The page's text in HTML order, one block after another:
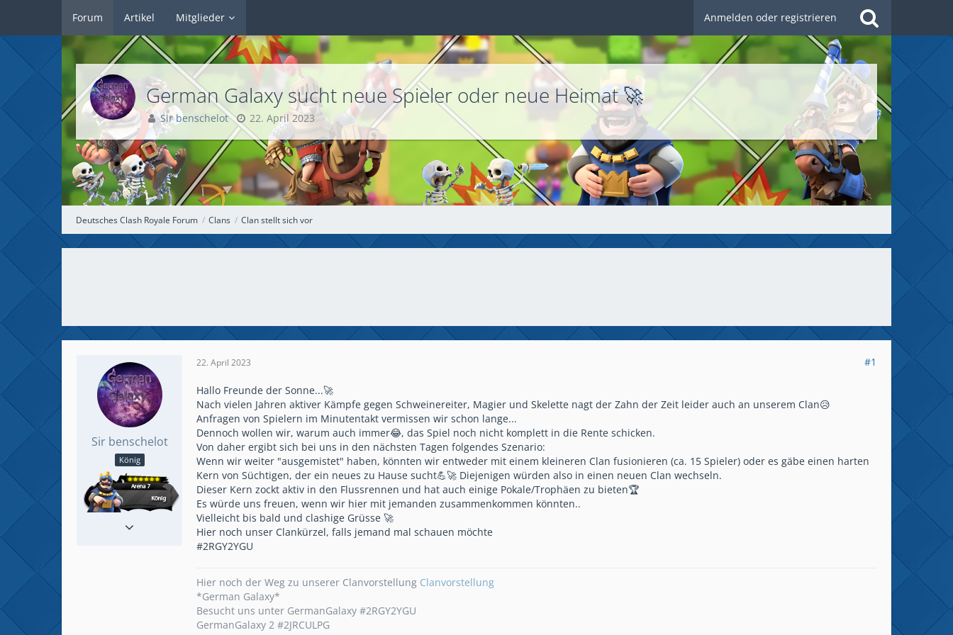
Forum Artikel Mitglieder Anmelden oder registrieren
Deutsches Clash Royale Forum Clans Clan stellt sich vor
German Galaxy sucht neue Spieler oder neue Heimat 🚀
Sir benschelot 22. April 2023
Sir benschelot
König
22. April 2023 #1
Hallo Freunde der Sonne...🚀
Nach vielen Jahren aktiver Kämpfe gegen Schweinereiter, Magier und Skelette nagt der Zahn der Zeit leider auch an unserem Clan😥
Anfragen von Spielern im Minutentakt vermissen wir schon lange...
Dennoch wollen wir, warum auch immer😂, das Spiel noch nicht komplett in die Rente schicken.
Von daher ergibt sich bei uns in den nächsten Tagen folgendes Szenario:
Wenn wir weiter "ausgemistet" haben, könnten wir entweder mit einem kleineren Clan fusionieren (ca. 15 Spieler) oder es gäbe einen harten
Kern von Süchtigen, der ein neues zu Hause sucht💪🚀 Diejenigen würden also in einen neuen Clan wechseln.
Dieser Kern zockt aktiv in den Flussrennen und hat auch einige Pokale/Trophäen zu bieten🏆
Es würde uns freuen, wenn wir hier mit jemanden zusammenkommen könnten..
Vielleicht bis bald und clashige Grüsse 🚀
Hier noch unser Clankürzel, falls jemand mal schauen möchte
#2RGY2YGU
Hier noch der Weg zu unserer Clanvorstellung Clanvorstellung
*German Galaxy*
Besucht uns unter GermanGalaxy #2RGY2YGU
GermanGalaxy 2 #2JRCULPG